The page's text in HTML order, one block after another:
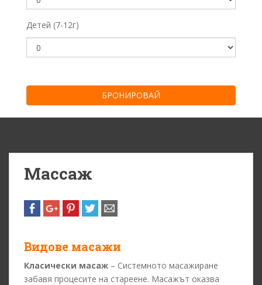
Детей (7-12г)
Массаж
Видове масажи
Класически масаж – Системното масажиране
забавя процесите на стареене. Масажът оказва